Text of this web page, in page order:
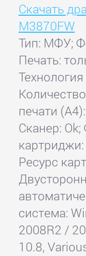
Скачать
M3870FW
Тип: МФУ;
Печать:
печати
Сканер:
картриджи:
Ресурс
система:
2008R2 /
10.8,